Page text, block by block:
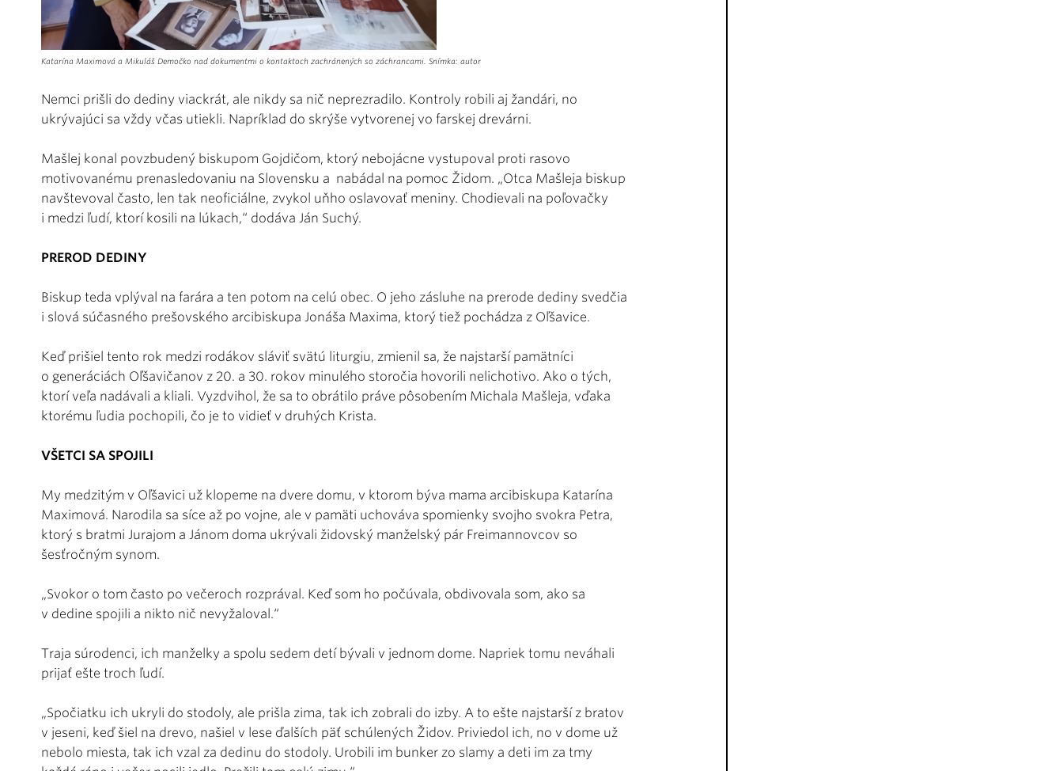
Katarína Maximová a Mikuláš Demočko nad dokumentmi o kontaktoch zachránených so záchrancami. Snímka: autor
Nemci prišli do dediny viackrát, ale nikdy sa nič neprezradilo. Kontroly robili aj žandári, no
ukrývajúci sa vždy včas utiekli. Napríklad do skrýše vytvorenej vo farskej drevárni.
Mašlej konal povzbudený biskupom Gojdičom, ktorý nebojácne vystupoval proti rasovo
motivovanému prenasledovaniu na Slovensku a nabádal na pomoc Židom. „Otca Mašleja biskup
navštevoval často, len tak neoficiálne, zvykol uňho oslavovať meniny. Chodievali na poľovačky
i medzi ľudí, ktorí kosili na lúkach,“ dodáva Ján Suchý.
PREROD DEDINY
Biskup teda vplýval na farára a ten potom na celú obec. O jeho zásluhe na prerode dediny svedčia
i slová súčasného prešovského arcibiskupa Jonáša Maxima, ktorý tiež pochádza z Oľšavice.
Keď prišiel tento rok medzi rodákov sláviť svätú liturgiu, zmienil sa, že najstarší pamätníci
o generáciách Oľšavičanov z 20. a 30. rokov minulého storočia hovorili nelichotivo. Ako o tých,
ktorí veľa nadávali a kliali. Vyzdvihol, že sa to obrátilo práve pôsobením Michala Mašleja, vďaka
ktorému ľudia pochopili, čo je to vidieť v druhých Krista.
VŠETCI SA SPOJILI
My medzitým v Oľšavici už klopeme na dvere domu, v ktorom býva mama arcibiskupa Katarína
Maximová. Narodila sa síce až po vojne, ale v pamäti uchováva spomienky svojho svokra Petra,
ktorý s bratmi Jurajom a Jánom doma ukrývali židovský manželský pár Freimannovcov so
šesťročným synom.
„Svokor o tom často po večeroch rozprával. Keď som ho počúvala, obdivovala som, ako sa
v dedine spojili a nikto nič nevyžaloval.“
Traja súrodenci, ich manželky a spolu sedem detí bývali v jednom dome. Napriek tomu neváhali
prijať ešte troch ľudí.
„Spočiatku ich ukryli do stodoly, ale prišla zima, tak ich zobrali do izby. A to ešte najstarší z bratov
v jeseni, keď šiel na drevo, našiel v lese ďalších päť schúlených Židov. Priviedol ich, no v dome už
nebolo miesta, tak ich vzal za dedinu do stodoly. Urobili im bunker zo slamy a deti im za tmy